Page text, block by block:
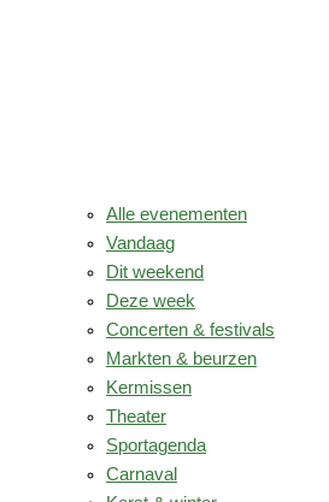
Alle evenementen
Vandaag
Dit weekend
Deze week
Concerten & festivals
Markten & beurzen
Kermissen
Theater
Sportagenda
Carnaval